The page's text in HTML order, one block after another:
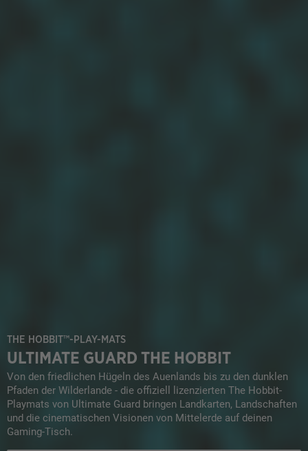
THE HOBBIT™-PLAY-MATS
ULTIMATE GUARD THE HOBBIT
Von den friedlichen Hügeln des Auenlands bis zu den dunklen
Pfaden der Wilderlande - die offiziell lizenzierten The Hobbit-
Playmats von Ultimate Guard bringen Landkarten, Landschaften
und die cinematischen Visionen von Mittelerde auf deinen
Gaming-Tisch.